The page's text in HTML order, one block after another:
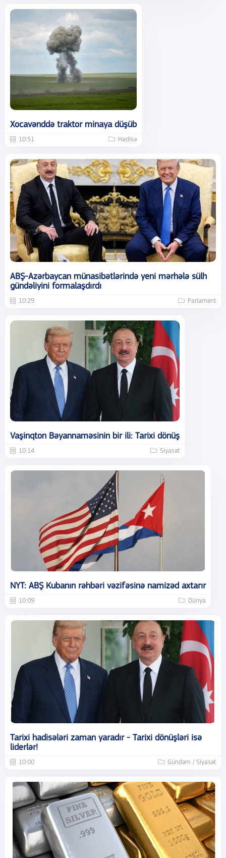
Xocavənddə traktor minaya düşüb
10:51 Hadisə
ABŞ-Azərbaycan münasibətlərində yeni mərhələ sülh
gündəliyini formalaşdırdı
10:29 Parlament
Vaşinqton Bəyannaməsinin bir ili: Tarixi dönüş
10:14 Siyasət
NYT: ABŞ Kubanın rəhbəri vəzifəsinə namizəd axtarır
10:09 Dünya
Tarixi hadisələri zaman yaradır - Tarixi dönüşləri isə
liderlər!
10:00 Gündəm / Siyasət